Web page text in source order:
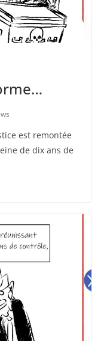
est remontée
de dix ans de